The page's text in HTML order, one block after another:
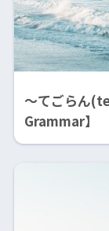
〜てごらん
Grammar】